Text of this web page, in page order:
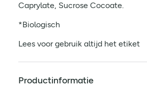
Caprylate, Sucrose Cocoate.
*Biologisch
Lees voor gebruik altijd het etiket
Productinformatie